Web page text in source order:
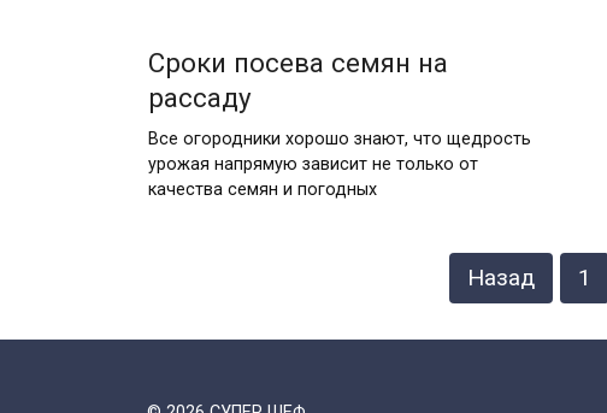
Сроки посева семян на
рассаду
Все огородники хорошо знают, что щедрость
урожая напрямую зависит не только от
качества семян и погодных
Назад 1